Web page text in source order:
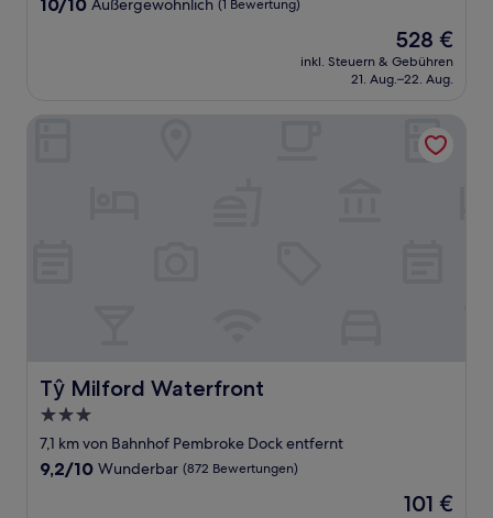
10/10 Außergewöhnlich (1 Bewertung)
Der
Preis
beträgt
528 €
inkl. Steuern & Gebühren
21. Aug.–22. Aug.
Tŷ Milford Waterfront
Tŷ Milford Waterfront
3.0-
Sterne-
Unterkunft
7,1 km von Bahnhof Pembroke Dock entfernt
9.2
9,2/10 Wunderbar (872 Bewertungen)
Der
101 €